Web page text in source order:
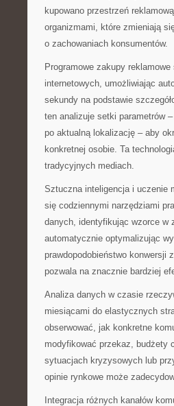
kupowano przestrzeń
organizmami, które zmieniają
o zachowaniach konsumentów.
Programowe zakupy
internetowych, umożliwiając
sekundy na podstawie
ten analizuje setki parametrów
po aktualną lokalizację – aby
konkretnej osobie. Ta
tradycyjnych mediach.
Sztuczna inteligencja i uczenie
się codziennymi narzędziami
danych, identyfikując wzorce w
automatycznie optymalizując
prawdopodobieństwo konwersji
pozwala na znacznie bardziej
Analiza danych w czasie
miesiącami do elastycznych
obserwować, jak konkretne
modyfikować przekaz, budżety
sytuacjach kryzysowych lub
opinie rynkowe może
Integracja różnych kanałów